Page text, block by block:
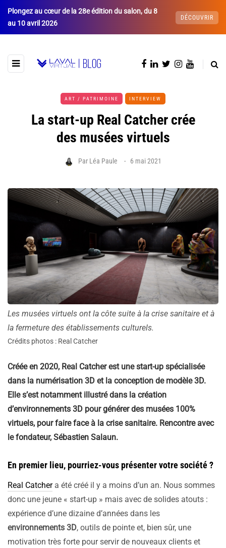
Plongez au cœur de la 28e édition du salon, du 8
au 10 avril 2026
DÉCOUVRIR
ART / PATRIMOINE INTERVIEW
La start-up Real Catcher crée
des musées virtuels
Par Léa Paule 6 mai 2021
Les musées virtuels ont la côte suite à la crise sanitaire et à
la fermeture des établissements culturels.
Crédits photos : Real Catcher
Créée en 2020, Real Catcher est une start-up spécialisée
dans la numérisation 3D et la conception de modèle 3D.
Elle s’est notamment illustré dans la création
d’environnements 3D pour générer des musées 100%
virtuels, pour faire face à la crise sanitaire. Rencontre avec
le fondateur, Sébastien Salaun.
En premier lieu, pourriez-vous présenter votre société ?
Real Catchera été créé il y a moins d’un an. Nous sommes
donc une jeune « start-up » mais avec de solides atouts :
expérience d’une dizaine d’années dans les
environnements 3D, outils de pointe et, bien sûr, une
motivation très forte pour servir de nouveaux clients et